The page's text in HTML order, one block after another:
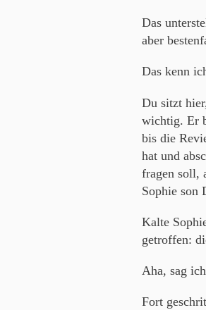
Das
aber
Das kenn
Du sitzt
wichtig. Er
bis die
hat und
fragen soll,
Sophie son
Kalte
getroffen:
Aha, sag
Fort